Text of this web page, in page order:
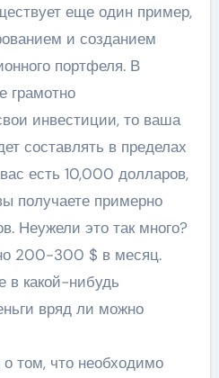
еще один пример,
и созданием
портфеля. В
грамотно
инвестиции, то ваша
составлять в пределах
есть 10,000 долларов,
получаете примерно
Неужели это так много?
200-300 $ в месяц.
в какой-нибудь
вряд ли можно
том, что необходимо